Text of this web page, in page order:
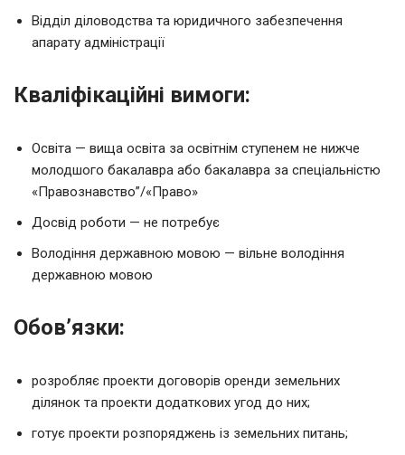
Відділ діловодства та юридичного забезпечення
апарату адміністрації
Кваліфікаційні вимоги:
Освіта — вища освіта за освітнім ступенем не нижче
молодшого бакалавра або бакалавра за спеціальністю
«Правознавство”/«Право»
Досвід роботи — не потребує
Володіння державною мовою — вільне володіння
державною мовою
Обов’язки:
розробляє проекти договорів оренди земельних
ділянок та проекти додаткових угод до них;
готує проекти розпоряджень із земельних питань;